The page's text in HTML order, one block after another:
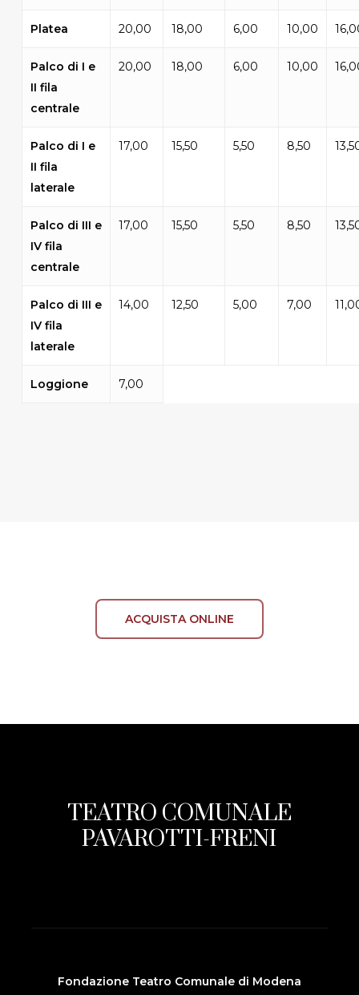
Platea 20,00 18,00 6,00 10,00
Palco di I e
II fila
centrale
20,00 18,00 6,00 10,00
Palco di I e
II fila
laterale
17,00 15,50 5,50 8,50
Palco di III e
IV fila
centrale
17,00 15,50 5,50 8,50
Palco di III e
IV fila
laterale
14,00 12,50 5,00 7,00
Loggione 7,00
ACQUISTA ONLINE
TEATRO COMUNALE
PAVAROTTI-FRENI
Fondazione Teatro Comunale di Modena